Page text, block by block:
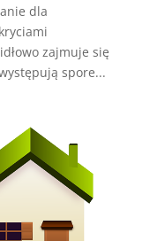
dla
zajmuje się
spore...